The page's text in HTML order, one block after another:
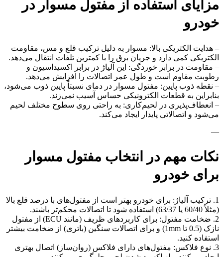
مزایای استفاده از مفتول مسوار در
خودرو
– هدایت الکتریکی بالا: مسوار به دلیل ترکیب قلع و مس، مقاومت
الکتریکی کمی دارد و جریان برق را با کمترین تلفات انتقال می‌دهد.
– مقاومت در برابر خوردگی: این آلیاژ در برابر اکسیداسیون و
رطوبت مقاوم است و طول عمر اتصالات را افزایش می‌دهد.
– نقطه ذوب پایین: مفتول مسوار در دمای نسبتاً پایین ذوب می‌شود،
بنابراین به قطعات الکترونیکی حساس آسیب نمی‌زند.
– انعطاف‌پذیری در لحیم‌کاری: به راحتی روی سطوح مختلف لحیم
می‌شود و اتصالاتی پایدار ایجاد می‌کند.
—
نکات مهم در انتخاب مفتول مسوار
برای خودرو
1. ترکیب آلیاژ: برای خودرو بهتر است از مفتول‌های با درصد قلع بالا
(مثلاً 60/40 یا 63/37) استفاده شود تا اتصالات محکم‌تر باشند.
2. ضخامت مفتول: برای کاربردهای ظریف (مانند ECU) از مفتول
نازک (0.5 تا 1mm) و برای اتصالات سنگین (باتری) از ضخامت بیشتر
استفاده کنید.
3. نوع فلاکس: مفتول‌های دارای فلاکس (روان‌ساز) اتصال بهتری